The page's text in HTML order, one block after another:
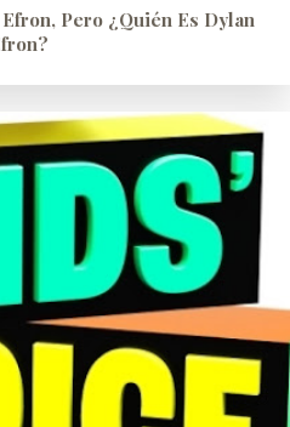
Pero ¿quién Es Dylan